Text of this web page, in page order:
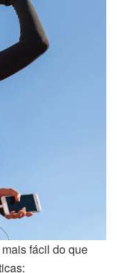
fácil do que